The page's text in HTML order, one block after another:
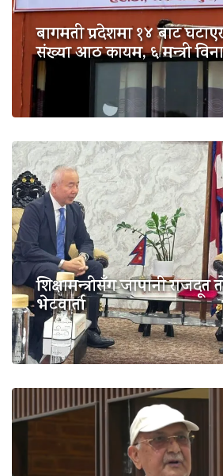
बागमती प्रदेशमा १४ बाट
संख्या आठ कायम, ६ मन्त्री
शिक्षामन्त्रीसँग जापानी राजदूत
भेटवार्ता